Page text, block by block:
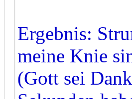
Ergebnis:
meine Knie
(Gott sei